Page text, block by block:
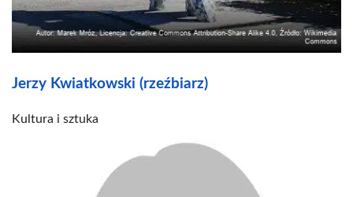
Jerzy Kwiatkowski (rzeźbiarz)
Kultura i sztuka